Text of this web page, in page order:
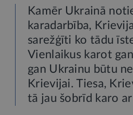
Kamēr Ukrainā
karadarbība,
sarežģīti ko tādu
Vienlaikus karot
gan Ukrainu būtu
Krievijai. Tiesa,
tā jau šobrīd karo